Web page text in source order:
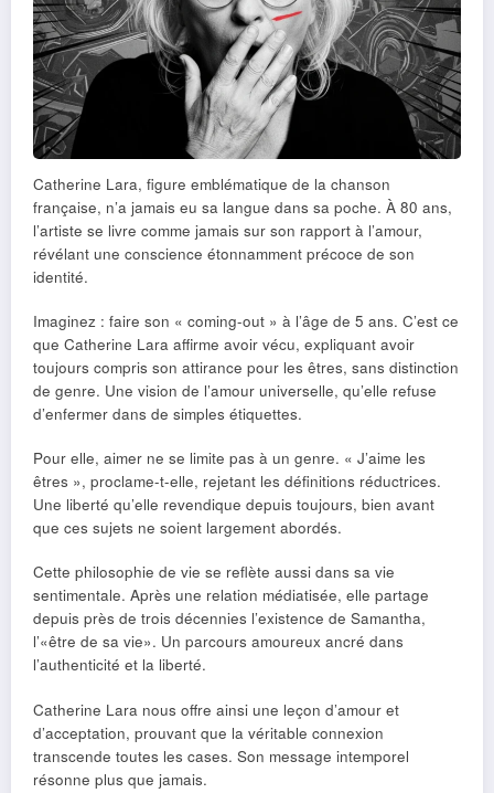
Catherine Lara, figure emblématique de la chanson
française, n’a jamais eu sa langue dans sa poche. À 80 ans,
l’artiste se livre comme jamais sur son rapport à l’amour,
révélant une conscience étonnamment précoce de son
identité.
Imaginez : faire son « coming-out » à l’âge de 5 ans. C’est ce
que Catherine Lara affirme avoir vécu, expliquant avoir
toujours compris son attirance pour les êtres, sans distinction
de genre. Une vision de l’amour universelle, qu’elle refuse
d’enfermer dans de simples étiquettes.
Pour elle, aimer ne se limite pas à un genre. « J’aime les
êtres », proclame-t-elle, rejetant les définitions réductrices.
Une liberté qu’elle revendique depuis toujours, bien avant
que ces sujets ne soient largement abordés.
Cette philosophie de vie se reflète aussi dans sa vie
sentimentale. Après une relation médiatisée, elle partage
depuis près de trois décennies l’existence de Samantha,
l’«être de sa vie». Un parcours amoureux ancré dans
l’authenticité et la liberté.
Catherine Lara nous offre ainsi une leçon d’amour et
d’acceptation, prouvant que la véritable connexion
transcende toutes les cases. Son message intemporel
résonne plus que jamais.